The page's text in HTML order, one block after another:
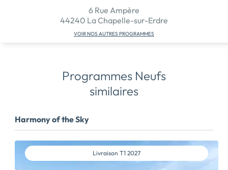
6 Rue Ampère
44240 La Chapelle-sur-Erdre
VOIR NOS AUTRES PROGRAMMES
Programmes Neufs
similaires
Harmony of the Sky
Livraison T1 2027